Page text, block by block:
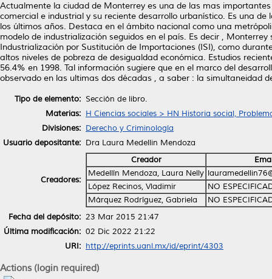
Actualmente la ciudad de Monterrey es una de las mas
comercial e industrial y su reciente desarrollo urbanístico. Es una
los últimos años. Destaca en el ámbito nacional como una
modelo de industrialización seguidos en el país. Es decir ,
Industrialización por Sustitución de Importaciones (ISI), como
altos niveles de pobreza de desigualdad económica. Estudios
56.4% en 1998. Tal información sugiere que en el marco del
observado en las ultimas dos décadas , a saber : la simultaneidad
Tipo de elemento: Sección de libro.
Materias: H Ciencias sociales > HN Historia social,
Divisiones: Derecho y Criminología
Usuario depositante: Dra Laura Medellin Mendoza
Creadores:
Creador
Medellín Mendoza, Laura Nelly
López Recinos, Vladimir
NO
Márquez Rodríguez, Gabriela
NO
Fecha del depósito: 23 Mar 2015 21:47
Última modificación: 02 Dic 2022 21:22
URI: http://eprints.uanl.mx/id/eprint/4303
Actions (login required)